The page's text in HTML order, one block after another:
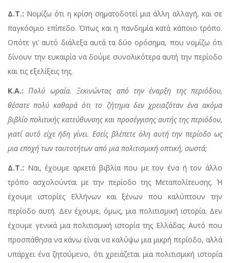
Δ.Τ.: Νομίζω ότι η κρίση σηματοδοτεί μια άλλη αλλαγή, και σε
παγκόσμιο επίπεδο. Όπως και η πανδημία κατά κάποιο τρόπο.
Οπότε γι’ αυτό διάλεξα αυτά τα δύο ορόσημα, που νομίζω ότι
δίνουν την ευκαιρία να δούμε συνολικότερα αυτή την περίοδο
και τις εξελίξεις της.
Κ.Α.: Πολύ ωραία. Ξεκινώντας από την έναρξη της περιόδου,
θέσατε πολύ καθαρά ότι το ζήτημα δεν χρειαζόταν ένα ακόμα
βιβλίο πολιτικής κατεύθυνσης και προσέγγισης αυτής της περιόδου,
γιατί αυτό είχε ήδη γίνει. Εσείς βλέπετε όλη αυτή την περίοδο ως
μια εποχή των ταυτοτήτων από μια πολιτισμική οπτική, σωστά;
Δ.Τ.: Ναι, έχουμε αρκετά βιβλία που με τον ένα ή τον άλλο
τρόπο ασχολούνται με την περίοδο της Μεταπολίτευσης. Ή
έχουμε ιστορίες Ελλήνων και ξένων που καλύπτουν την
περίοδο αυτή. Δεν έχουμε, όμως, μια πολιτισμική ιστορία. Δεν
έχουμε γενικά μια πολιτισμική ιστορία της Ελλάδας. Αυτό που
προσπάθησα να κάνω είναι να καλύψω μια μικρή περίοδο, αλλά
υπάρχει ένα ζητούμενο, ότι χρειάζεται μια πολιτισμική ιστορία